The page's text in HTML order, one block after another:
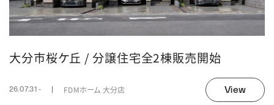
大分市桜ケ丘 / 分譲住宅全2棟販売開始
26.07.31 - FDMホーム 大分店 View